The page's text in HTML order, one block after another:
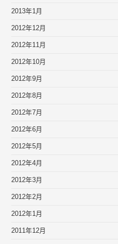
2013年1月
2012年12月
2012年11月
2012年10月
2012年9月
2012年8月
2012年7月
2012年6月
2012年5月
2012年4月
2012年3月
2012年2月
2012年1月
2011年12月